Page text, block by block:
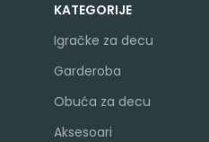
KATEGORIJE
Igračke za decu
Garderoba
Obuća za decu
Aksesoari